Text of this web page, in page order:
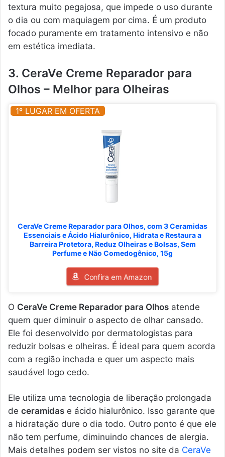
textura muito pegajosa, que impede o uso durante
o dia ou com maquiagem por cima. É um produto
focado puramente em tratamento intensivo e não
em estética imediata.
3. CeraVe Creme Reparador para
Olhos – Melhor para Olheiras
1º LUGAR EM OFERTA
CeraVe Creme Reparador para Olhos, com 3 Ceramidas
Essenciais e Ácido Hialurônico, Hidrata e Restaura a
Barreira Protetora, Reduz Olheiras e Bolsas, Sem
Perfume e Não Comedogênico, 15g
Confira em Amazon
O CeraVe Creme Reparador para Olhos atende
quem quer diminuir o aspecto de olhar cansado.
Ele foi desenvolvido por dermatologistas para
reduzir bolsas e olheiras. É ideal para quem acorda
com a região inchada e quer um aspecto mais
saudável logo cedo.
Ele utiliza uma tecnologia de liberação prolongada
de ceramidas e ácido hialurônico. Isso garante que
a hidratação dure o dia todo. Outro ponto é que ele
não tem perfume, diminuindo chances de alergia.
Mais detalhes podem ser vistos no site da CeraVe